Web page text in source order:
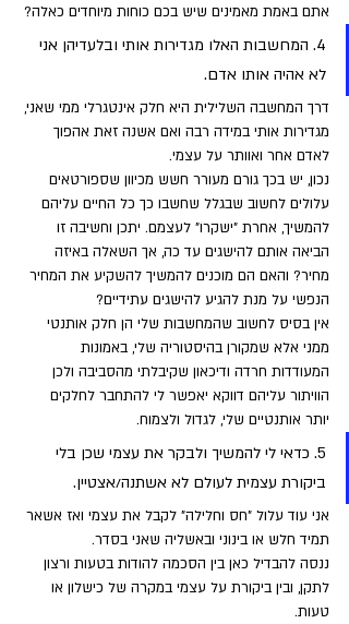
אתם באמת מאמינים שיש בכם כוחות מיוחדים כאלה?
4. המחשבות האלו מגדירות אותי ובלעדיהן אני
לא אהיה אותו אדם.
דרך המחשבה השלילית היא חלק אינטגרלי ממי שאני,
מגדירות אותי במידה רבה ואם אשנה זאת אהפוך
לאדם אחר ואוותר על עצמי.
נכון, יש בכך גורם מעורר חשש מכיוון שספורטאים
עלולים לחשוב שבגלל שחשבו כך כל החיים עליהם
להמשיך, אחרת "ישקרו" לעצמם. יתכן וחשיבה זו
הביאה אותם להישגים עד כה, אך השאלה באיזה
מחיר? והאם הם מוכנים להמשיך להשקיע את המחיר
הנפשי על מנת להגיע להישגים עתידיים?
אין בסיס לחשוב שהמחשבות שלי הן חלק אותנטי
ממני אלא שמקורן בהיסטוריה שלי, באמונות
המעודדות חרדה ודיכאון שקיבלתי מהסביבה ולכן
הוויתור עליהם דווקא יאפשר לי להתחבר לחלקים
יותר אותנטיים שלי, לגדול ולצמוח.
5. כדאי לי להמשיך ולבקר את עצמי שכן בלי
ביקורת עצמית לעולם לא אשתנה/אצטיין.
אני עוד עלול "חס וחלילה" לקבל את עצמי ואז אשאר
תמיד חלש או בינוני ובאשליה שאני בסדר.
ננסה להבדיל כאן בין הסכמה להודות בטעות ורצון
לתקן, ובין ביקורת על עצמי במקרה של כישלון או
טעות.